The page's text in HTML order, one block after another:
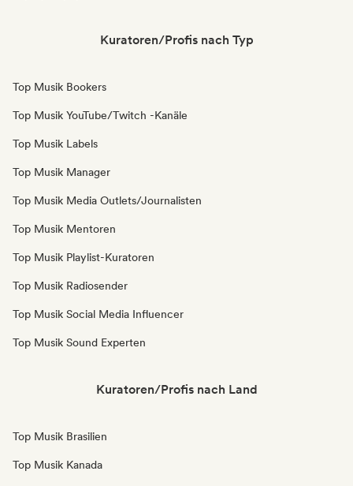
Kuratoren/Profis nach Typ
Top Musik Bookers
Top Musik YouTube/Twitch -Kanäle
Top Musik Labels
Top Musik Manager
Top Musik Media Outlets/Journalisten
Top Musik Mentoren
Top Musik Playlist-Kuratoren
Top Musik Radiosender
Top Musik Social Media Influencer
Top Musik Sound Experten
Kuratoren/Profis nach Land
Top Musik Brasilien
Top Musik Kanada